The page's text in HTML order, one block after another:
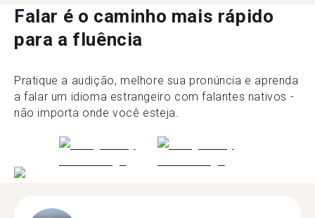
Falar é o caminho mais rápido
para a fluência
Pratique a audição, melhore sua pronúncia e aprenda
a falar um idioma estrangeiro com falantes nativos -
não importa onde você esteja.